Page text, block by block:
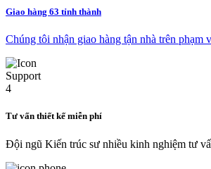
Giao hàng 63 tỉnh thành
Chúng tôi nhận giao hàng tận nhà trên phạm
Tư vấn thiết kế miễn phí
Đội ngũ Kiến trúc sư nhiều kinh nghiệm tư